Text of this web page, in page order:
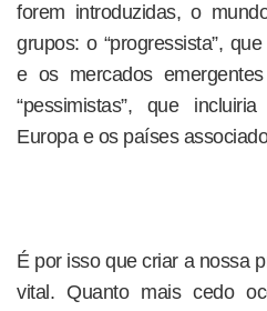
forem introduzidas, o
grupos: o “progressista”,
e os mercados
“pessimistas”, que
Europa e os países
É por isso que criar a nossa
vital. Quanto mais cedo